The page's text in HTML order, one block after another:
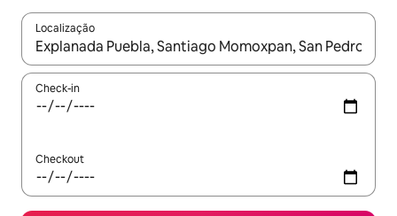
Localização
Quando os resultados estiverem disponíveis, explore-os
Check-in
Checkout